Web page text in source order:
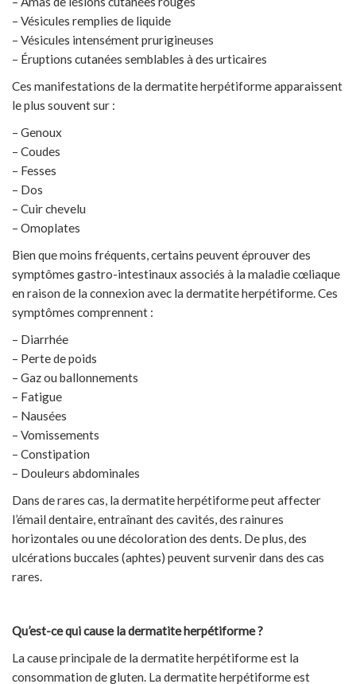
– Vésicules remplies de liquide
– Vésicules intensément prurigineuses
– Éruptions cutanées semblables à des urticaires
Ces manifestations de la dermatite herpétiforme apparaissent
le plus souvent sur :
– Genoux
– Coudes
– Fesses
– Dos
– Cuir chevelu
– Omoplates
Bien que moins fréquents, certains peuvent éprouver des
symptômes gastro-intestinaux associés à la maladie cœliaque
en raison de la connexion avec la dermatite herpétiforme. Ces
symptômes comprennent :
– Diarrhée
– Perte de poids
– Gaz ou ballonnements
– Fatigue
– Nausées
– Vomissements
– Constipation
– Douleurs abdominales
Dans de rares cas, la dermatite herpétiforme peut affecter
l’émail dentaire, entraînant des cavités, des rainures
horizontales ou une décoloration des dents. De plus, des
ulcérations buccales (aphtes) peuvent survenir dans des cas
rares.
Qu’est-ce qui cause la dermatite herpétiforme ?
La cause principale de la dermatite herpétiforme est la
consommation de gluten. La dermatite herpétiforme est